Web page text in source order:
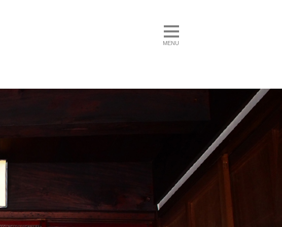
toggle navigation
MENU